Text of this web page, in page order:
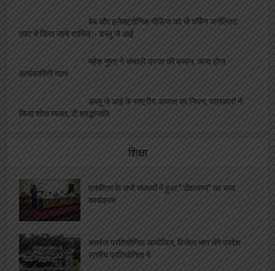
वेब और इलेक्ट्रोनिक मीडिया को भी वर्किंग जर्नलिस्ट
एक्ट में किया जाये शामिल :- डब्लू जे आई
महेश गुप्ता ने संभाली उपजा की कमान, जल्द होगा
कार्यकारिणी गठन
डब्लू जे आई के राष्ट्रीय अध्यक्ष का निधन, पत्रकारों ने
किया शोक व्यक्त, दी श्रद्धांजलि
शिक्षा
एलबीएस के सभी संकायों में हुआ ” दीक्षारम्भ” का भव्य
कार्यक्रम
शतरंज प्रतियोगिता आयोजित, विजेता भाग लेंगे प्रदेश
स्तरीय प्रतियोगिता में